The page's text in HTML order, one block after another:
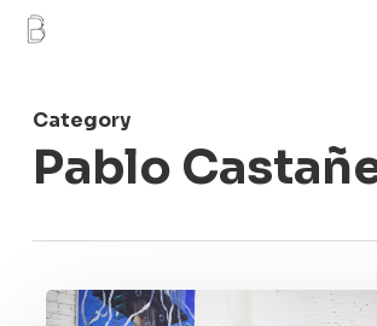
Skip
content
Category
Pablo